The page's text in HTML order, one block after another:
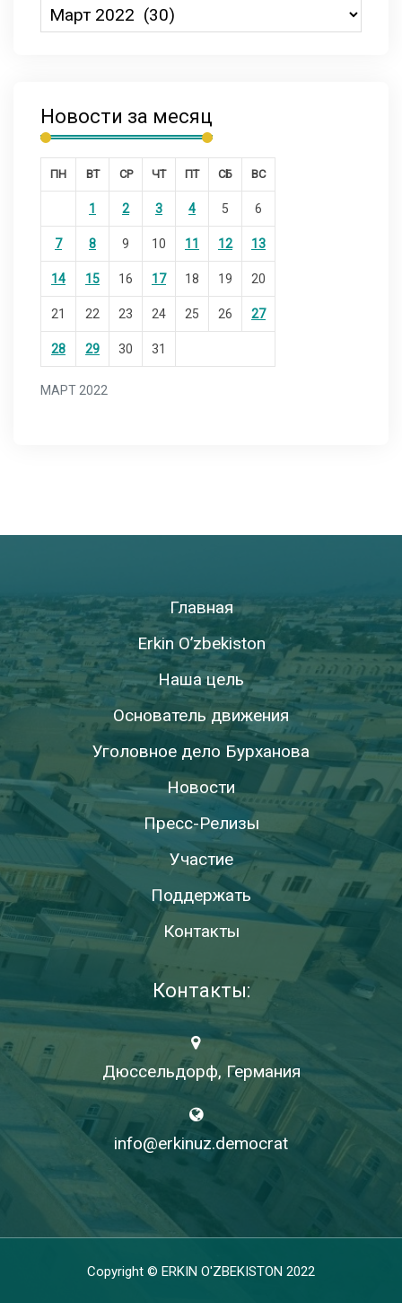
Новости за месяц
МАРТ 2022
ПН ВТ СР ЧТ ПТ СБ ВС
1 2 3 4 5 6
7 8 9 10 11 12 13
14 15 16 17 18 19 20
21 22 23 24 25 26 27
28 29 30 31
Главная
Erkin O’zbekiston
Наша цель
Основатель движения
Уголовное дело Бурханова
Новости
Пресс-Релизы
Участие
Поддержать
Контакты
Контакты:
Дюссельдорф, Германия
info@erkinuz.democrat
Copyright © ERKIN O'ZBEKISTON 2022